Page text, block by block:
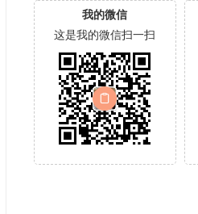
我的微信
这是我的微信扫一扫